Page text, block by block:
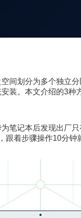
间划分为多个独立
装。本文介绍的3
笔记本后发现出厂
着步骤操作10分钟